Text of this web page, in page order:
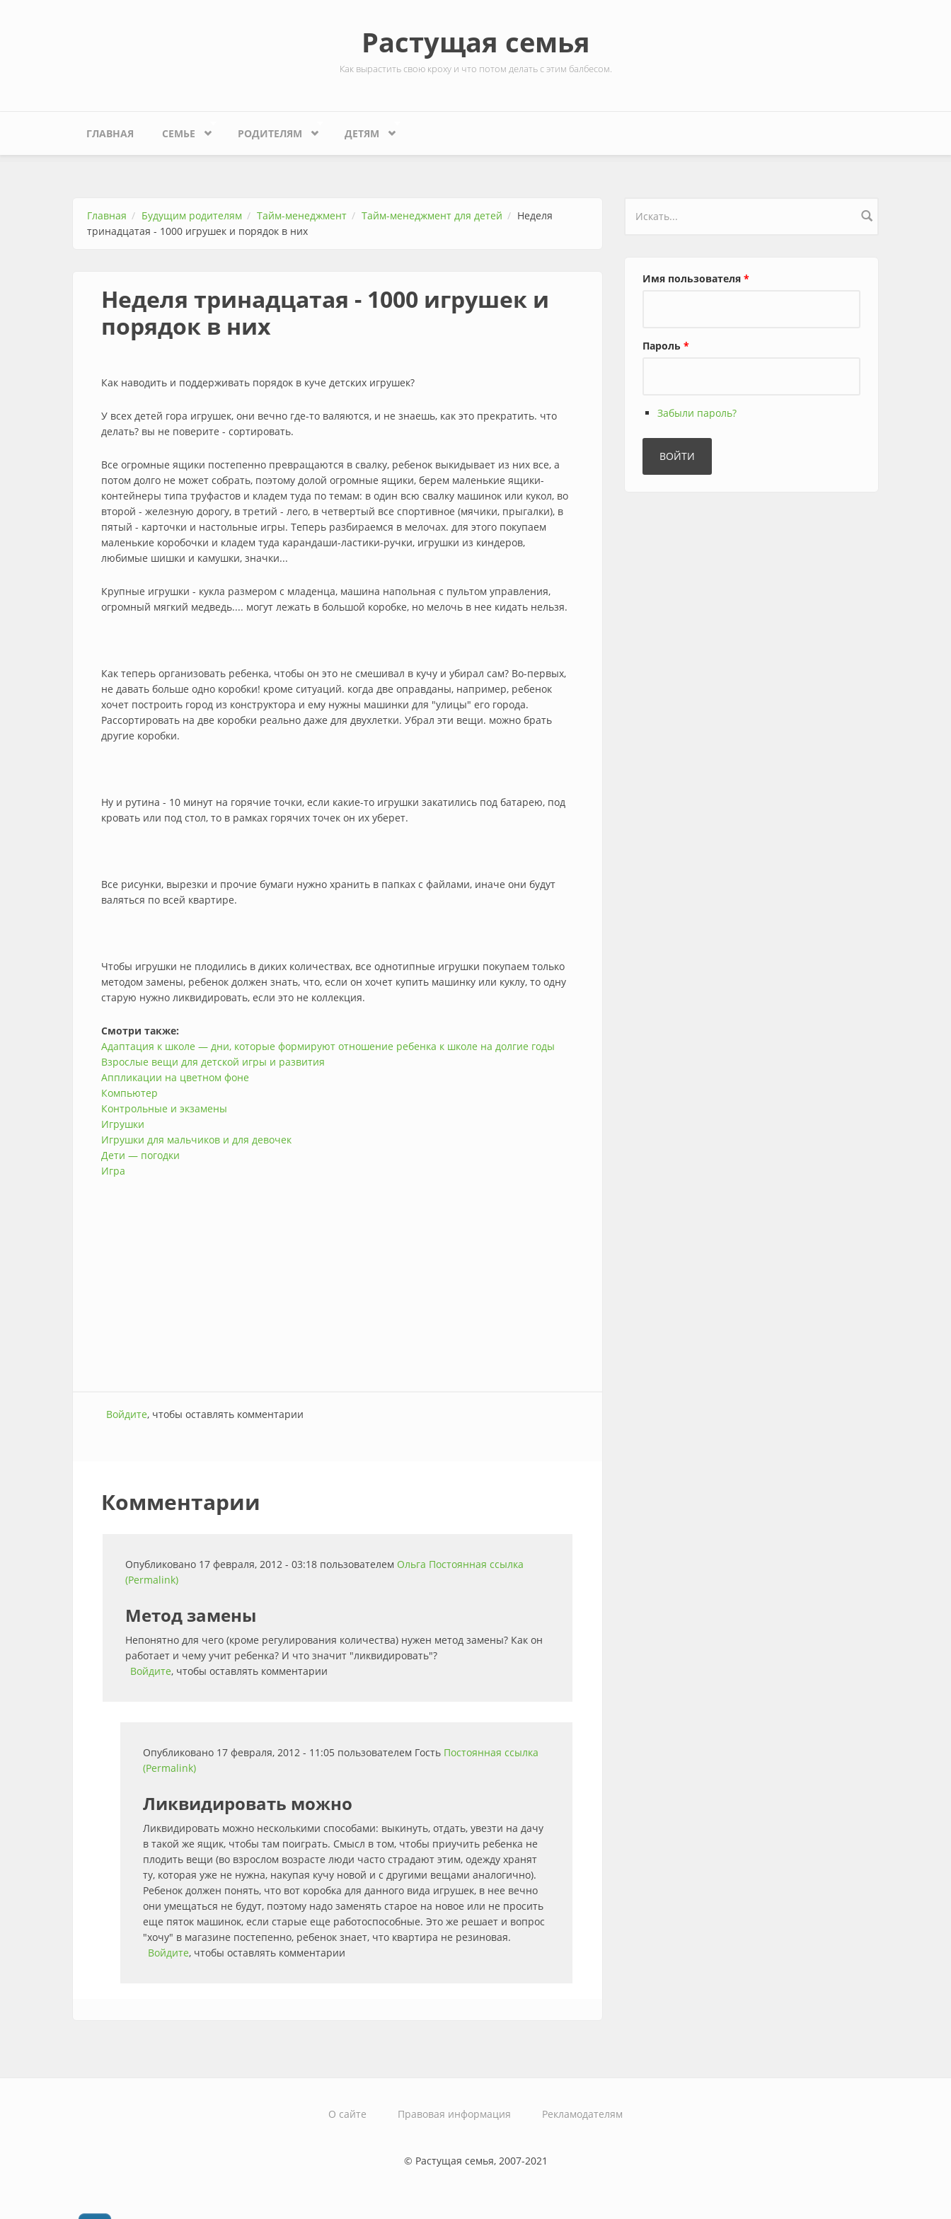
Растущая семья
Как вырастить свою кроху и что потом делать с этим балбесом.
ГЛАВНАЯ СЕМЬЕ РОДИТЕЛЯМ ДЕТЯМ
Главная Будущим родителям Тайм-менеджмент Тайм-менеджмент для детей
Неделя
тринадцатая - 1000 игрушек и порядок в них
Неделя тринадцатая - 1000 игрушек и
порядок в них
Как наводить и поддерживать порядок в куче детских игрушек?
У всех детей гора игрушек, они вечно где-то валяются, и не знаешь, как это прекратить. что
делать? вы не поверите - сортировать.
Все огромные ящики постепенно превращаются в свалку, ребенок выкидывает из них все, а
потом долго не может собрать, поэтому долой огромные ящики, берем маленькие ящики-
контейнеры типа труфастов и кладем туда по темам: в один всю свалку машинок или кукол, во
второй - железную дорогу, в третий - лего, в четвертый все спортивное (мячики, прыгалки), в
пятый - карточки и настольные игры. Теперь разбираемся в мелочах. для этого покупаем
маленькие коробочки и кладем туда карандаши-ластики-ручки, игрушки из киндеров,
любимые шишки и камушки, значки...
Крупные игрушки - кукла размером с младенца, машина напольная с пультом управления,
огромный мягкий медведь.... могут лежать в большой коробке, но мелочь в нее кидать нельзя.
Как теперь организовать ребенка, чтобы он это не смешивал в кучу и убирал сам? Во-первых,
не давать больше одно коробки! кроме ситуаций. когда две оправданы, например, ребенок
хочет построить город из конструктора и ему нужны машинки для "улицы" его города.
Рассортировать на две коробки реально даже для двухлетки. Убрал эти вещи. можно брать
другие коробки.
Ну и рутина - 10 минут на горячие точки, если какие-то игрушки закатились под батарею, под
кровать или под стол, то в рамках горячих точек он их уберет.
Все рисунки, вырезки и прочие бумаги нужно хранить в папках с файлами, иначе они будут
валяться по всей квартире.
Чтобы игрушки не плодились в диких количествах, все однотипные игрушки покупаем только
методом замены, ребенок должен знать, что, если он хочет купить машинку или куклу, то одну
старую нужно ликвидировать, если это не коллекция.
Смотри также:
Адаптация к школе — дни, которые формируют отношение ребенка к школе на долгие годы
Взрослые вещи для детской игры и развития
Аппликации на цветном фоне
Компьютер
Контрольные и экзамены
Игрушки
Игрушки для мальчиков и для девочек
Дети — погодки
Игра
Войдите, чтобы оставлять комментарии
Комментарии
Опубликовано 17 февраля, 2012 - 03:18 пользователем Ольга Постоянная ссылка
(Permalink)
Метод замены
Непонятно для чего (кроме регулирования количества) нужен метод замены? Как он
работает и чему учит ребенка? И что значит "ликвидировать"?
Войдите, чтобы оставлять комментарии
Опубликовано 17 февраля, 2012 - 11:05 пользователем Гость Постоянная ссылка
(Permalink)
Ликвидировать можно
Ликвидировать можно несколькими способами: выкинуть, отдать, увезти на дачу
в такой же ящик, чтобы там поиграть. Смысл в том, чтобы приучить ребенка не
плодить вещи (во взрослом возрасте люди часто страдают этим, одежду хранят
ту, которая уже не нужна, накупая кучу новой и с другими вещами аналогично).
Ребенок должен понять, что вот коробка для данного вида игрушек, в нее вечно
они умещаться не будут, поэтому надо заменять старое на новое или не просить
еще пяток машинок, если старые еще работоспособные. Это же решает и вопрос
"хочу" в магазине постепенно, ребенок знает, что квартира не резиновая.
Войдите, чтобы оставлять комментарии
Форма поиска
Имя пользователя *
Пароль *
Забыли пароль?
О сайте Правовая информация Рекламодателям
© Растущая семья, 2007-2021